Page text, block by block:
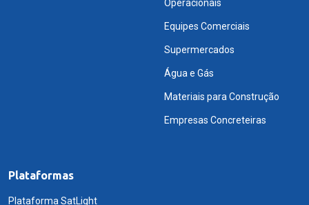
Operacionais
Equipes Comerciais
Supermercados
Água e Gás
Materiais para Construção
Empresas Concreteiras
Plataformas
Plataforma SatLight